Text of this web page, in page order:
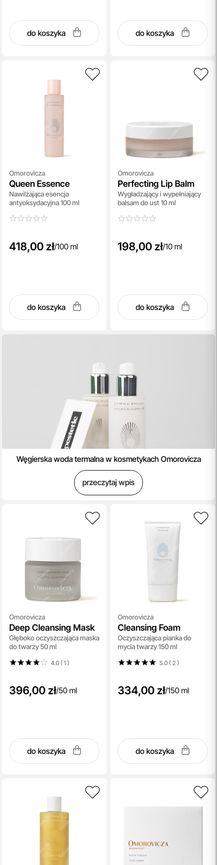
do koszyka do koszyka
Omorovicza
Queen Essence
Nawilżająca esencja
antyoksydacyjna 100 ml
418,00 zł/100 ml
do koszyka
Omorovicza
Perfecting Lip Balm
Wygładzający i wypełniający
balsam do ust 10 ml
198,00 zł/10 ml
do koszyka
Węgierska woda termalna w kosmetykach Omorovicza
przeczytaj wpis
Omorovicza
Deep Cleansing Mask
Głęboko oczyszczająca maska
do twarzy 50 ml
4.0 ( 1)
396,00 zł/50 ml
do koszyka
Omorovicza
Cleansing Foam
Oczyszczająca pianka do
mycia twarzy 150 ml
5.0 ( 2 )
334,00 zł/150 ml
do koszyka